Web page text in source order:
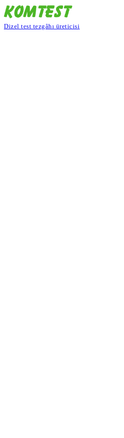
Dizel test tezgâhı üreticisi